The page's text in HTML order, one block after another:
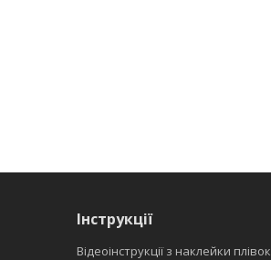
Інструкції
Відеоінструкції з наклейки плівок